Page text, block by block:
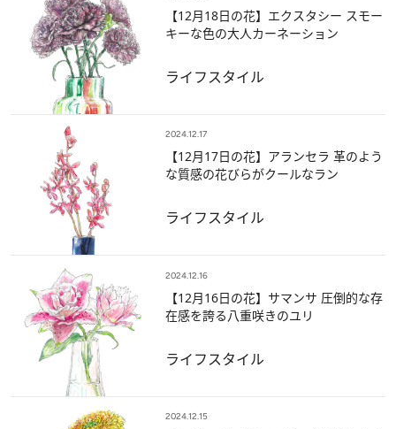
【12月18日の花】エクスタシー スモー
キーな色の大人カーネーション
ライフスタイル
2024.12.17
【12月17日の花】アランセラ 革のよう
な質感の花びらがクールなラン
ライフスタイル
2024.12.16
【12月16日の花】サマンサ 圧倒的な存
在感を誇る八重咲きのユリ
ライフスタイル
2024.12.15